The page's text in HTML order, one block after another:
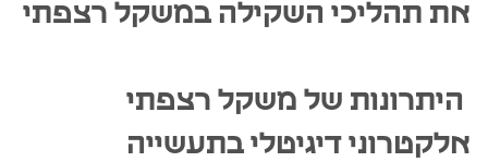
את תהליכי השקילה במשקל רצפתי
היתרונות של משקל רצפתי
אלקטרוני דיגיטלי בתעשייה